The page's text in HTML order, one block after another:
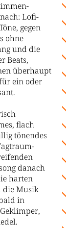
Lofi-
gegen
ohne
und die
Beats,
überhaupt
ein oder
flach
tönendes
danach
harten
die Musik
in